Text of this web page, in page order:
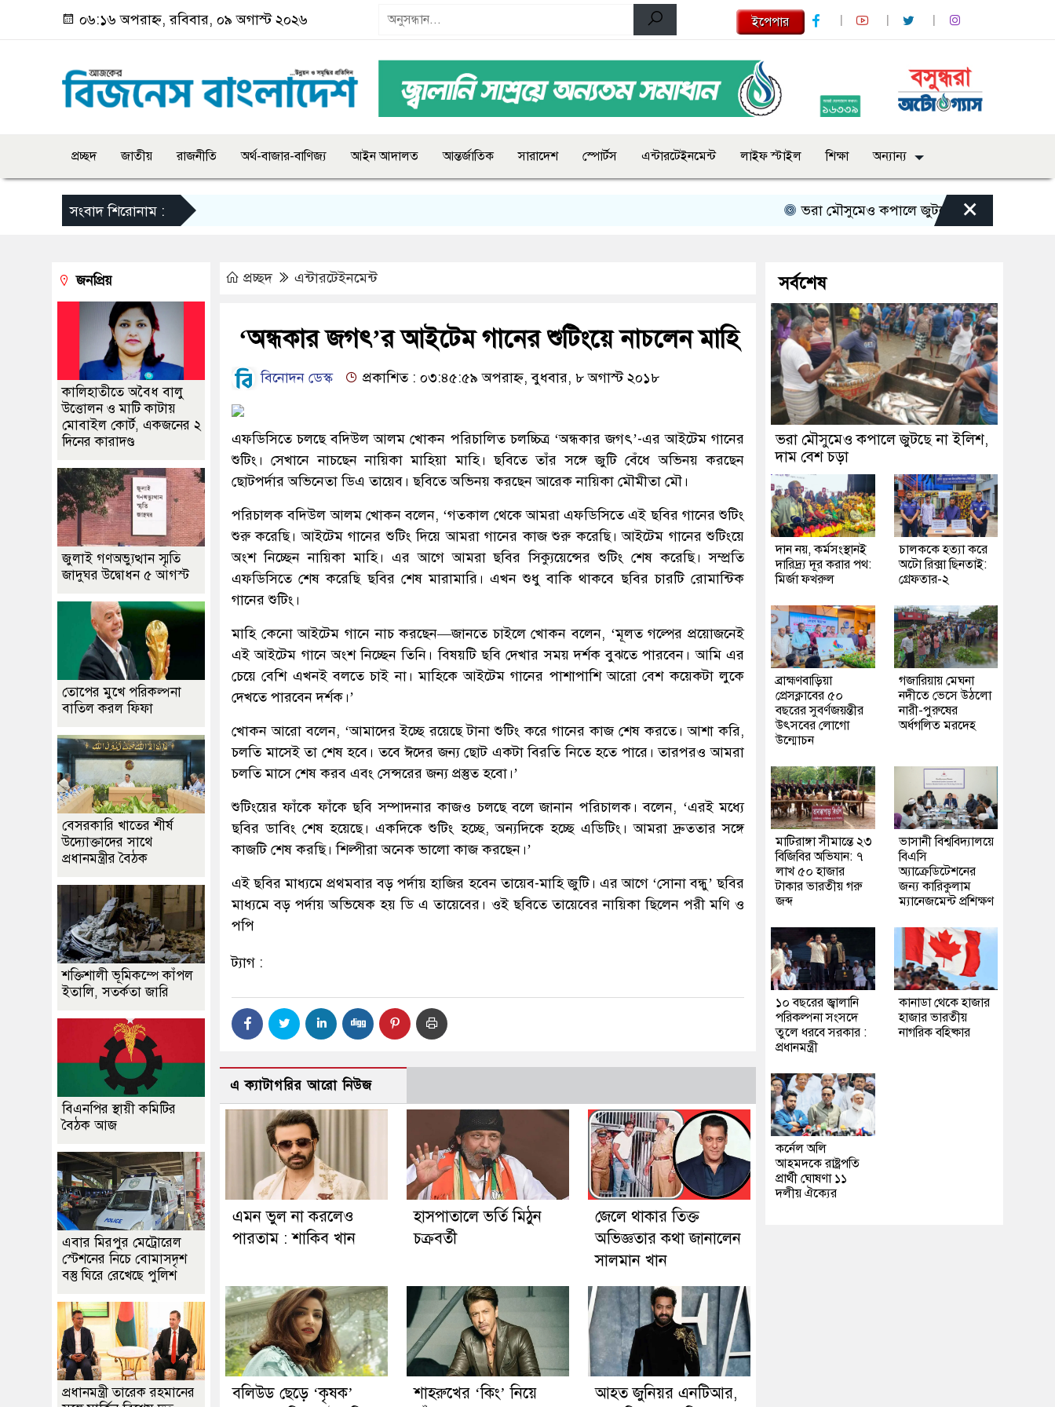
০৬:১৬ অপরাহ্ন, রবিবার, ০৯ অগাস্ট ২০২৬ ইপেপার
প্রচ্ছদ জাতীয় রাজনীতি অর্থ-বাজার-বাণিজ্য আইন আদালত আন্তর্জাতিক সারাদেশ স্পোর্টস এন্টারটেইনমেন্ট লাইফ স্টাইল শিক্ষা অন্যান্য
সংবাদ শিরোনাম : ভরা মৌসুমেও কপালে জুটছে না ইলিশ, দাম বেশ চড়া
×
প্রচ্ছদ এন্টারটেইনমেন্ট
‘অন্ধকার জগৎ’র আইটেম গানের শুটিংয়ে নাচলেন মাহি
বিনোদন ডেস্ক প্রকাশিত : ০৩:৪৫:৫৯ অপরাহ্ন, বুধবার, ৮ অগাস্ট ২০১৮
এফডিসিতে চলছে বদিউল আলম খোকন পরিচালিত চলচ্চিত্র ‘অন্ধকার জগৎ’-এর আইটেম গানের
শুটিং। সেখানে নাচছেন নায়িকা মাহিয়া মাহি। ছবিতে তাঁর সঙ্গে জুটি বেঁধে অভিনয় করছেন
ছোটপর্দার অভিনেতা ডিএ তায়েব। ছবিতে অভিনয় করছেন আরেক নায়িকা মৌমীতা মৌ।
পরিচালক বদিউল আলম খোকন বলেন, ‘গতকাল থেকে আমরা এফডিসিতে এই ছবির গানের শুটিং
শুরু করেছি। আইটেম গানের শুটিং দিয়ে আমরা গানের কাজ শুরু করেছি। আইটেম গানের শুটিংয়ে
অংশ নিচ্ছেন নায়িকা মাহি। এর আগে আমরা ছবির সিক্যুয়েন্সের শুটিং শেষ করেছি। সম্প্রতি
এফডিসিতে শেষ করেছি ছবির শেষ মারামারি। এখন শুধু বাকি থাকবে ছবির চারটি রোমান্টিক
গানের শুটিং।
মাহি কেনো আইটেম গানে নাচ করছেন—জানতে চাইলে খোকন বলেন, ‘মূলত গল্পের প্রয়োজনেই
এই আইটেম গানে অংশ নিচ্ছেন তিনি। বিষয়টি ছবি দেখার সময় দর্শক বুঝতে পারবেন। আমি এর
চেয়ে বেশি এখনই বলতে চাই না। মাহিকে আইটেম গানের পাশাপাশি আরো বেশ কয়েকটা লুকে
দেখতে পারবেন দর্শক।’
খোকন আরো বলেন, ‘আমাদের ইচ্ছে রয়েছে টানা শুটিং করে গানের কাজ শেষ করতে। আশা করি,
চলতি মাসেই তা শেষ হবে। তবে ঈদের জন্য ছোট একটা বিরতি নিতে হতে পারে। তারপরও আমরা
চলতি মাসে শেষ করব এবং সেন্সরের জন্য প্রস্তুত হবো।’
শুটিংয়ের ফাঁকে ফাঁকে ছবি সম্পাদনার কাজও চলছে বলে জানান পরিচালক। বলেন, ‘এরই মধ্যে
ছবির ডাবিং শেষ হয়েছে। একদিকে শুটিং হচ্ছে, অন্যদিকে হচ্ছে এডিটিং। আমরা দ্রুততার সঙ্গে
কাজটি শেষ করছি। শিল্পীরা অনেক ভালো কাজ করছেন।’
এই ছবির মাধ্যমে প্রথমবার বড় পর্দায় হাজির হবেন তায়েব-মাহি জুটি। এর আগে ‘সোনা বন্ধু’ ছবির
মাধ্যমে বড় পর্দায় অভিষেক হয় ডি এ তায়েবের। ওই ছবিতে তায়েবের নায়িকা ছিলেন পরী মণি ও
পপি
ট্যাগ :
এ ক্যাটাগরির আরো নিউজ
এমন ভুল না করলেও
পারতাম : শাকিব খান
হাসপাতালে ভর্তি মিঠুন
চক্রবর্তী
জেলে থাকার তিক্ত
অভিজ্ঞতার কথা জানালেন
সালমান খান
বলিউড ছেড়ে ‘কৃষক’
শাহরুখের ‘কিং’ নিয়ে
আহত জুনিয়র এনটিআর,
জনপ্রিয়
কালিহাতীতে অবৈধ বালু
উত্তোলন ও মাটি কাটায়
মোবাইল কোর্ট, একজনের ২
দিনের কারাদণ্ড
জুলাই গণঅভ্যুত্থান স্মৃতি
জাদুঘর উদ্বোধন ৫ আগস্ট
তোপের মুখে পরিকল্পনা
বাতিল করল ফিফা
বেসরকারি খাতের শীর্ষ
উদ্যোক্তাদের সাথে
প্রধানমন্ত্রীর বৈঠক
শক্তিশালী ভূমিকম্পে কাঁপল
ইতালি, সতর্কতা জারি
বিএনপির স্থায়ী কমিটির
বৈঠক আজ
এবার মিরপুর মেট্রোরেল
স্টেশনের নিচে বোমাসদৃশ
বস্তু ঘিরে রেখেছে পুলিশ
প্রধানমন্ত্রী তারেক রহমানের
সর্বশেষ
ভরা মৌসুমেও কপালে জুটছে না ইলিশ,
দাম বেশ চড়া
দান নয়, কর্মসংস্থানই
দারিদ্র্য দূর করার পথ:
মির্জা ফখরুল
চালককে হত্যা করে
অটো রিক্সা ছিনতাই:
গ্রেফতার-২
ব্রাহ্মণবাড়িয়া
প্রেসক্লাবের ৫০
বছরের সুবর্ণজয়ন্তীর
উৎসবের লোগো
উন্মোচন
গজারিয়ায় মেঘনা
নদীতে ভেসে উঠলো
নারী-পুরুষের
অর্ধগলিত মরদেহ
মাটিরাঙ্গা সীমান্তে ২৩
বিজিবির অভিযান: ৭
লাখ ৫০ হাজার
টাকার ভারতীয় গরু
জব্দ
ভাসানী বিশ্ববিদ্যালয়ে
বিএসি
অ্যাক্রেডিটেশনের
জন্য কারিকুলাম
ম্যানেজমেন্ট প্রশিক্ষণ
১০ বছরের জ্বালানি
পরিকল্পনা সংসদে
তুলে ধরবে সরকার :
প্রধানমন্ত্রী
কানাডা থেকে হাজার
হাজার ভারতীয়
নাগরিক বহিষ্কার
কর্নেল অলি
আহমদকে রাষ্ট্রপতি
প্রার্থী ঘোষণা ১১
দলীয় ঐক্যের